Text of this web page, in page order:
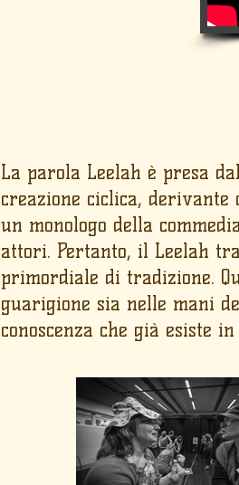
La parola Leelah è presa
creazione ciclica, derivante
un monologo della
attori. Pertanto, il Leelah
primordiale di tradizione.
guarigione sia nelle mani
conoscenza che già esiste